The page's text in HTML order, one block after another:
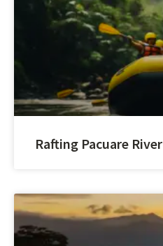
Rafting Pacuare River